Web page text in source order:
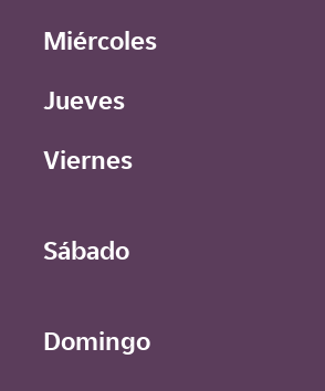
Miércoles
Jueves
Viernes
Sábado
Domingo